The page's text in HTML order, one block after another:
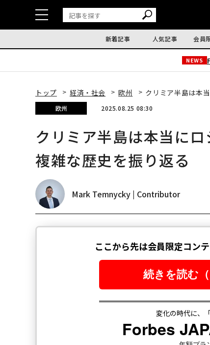
新着記事 人気記事 会員
NEWS
トップ 経済・社会 欧州 クリミア半島は本
欧州 2025.08.25 08:30
クリミア半島は本当に
複雑な歴史を振り返る
Mark Temnycky | Contributor